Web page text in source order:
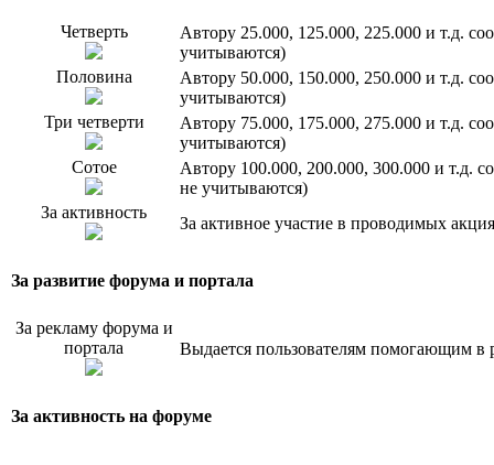
Четверть
Автору 25.000, 125.000, 225.000 и т.д.
учитываются)
Половина
Автору 50.000, 150.000, 250.000 и т.д.
учитываются)
Три четверти
Автору 75.000, 175.000, 275.000 и т.д.
учитываются)
Сотое
Автору 100.000, 200.000, 300.000 и т.д.
не учитываются)
За активность
За активное участие в проводимых
За развитие форума и портала
За рекламу форума и
портала
Выдается пользователям помогающим в
За активность на форуме